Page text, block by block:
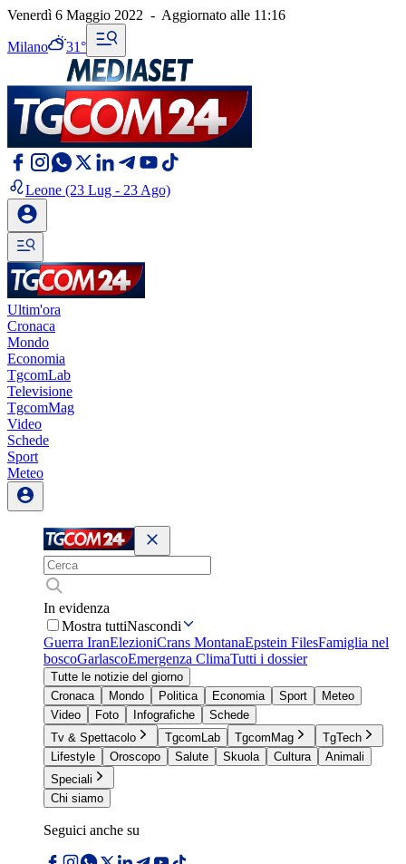
Venerdì 6 Maggio 2022 - Aggiornato alle 11:16
Milano 31°
Leone (23 Lug - 23 Ago)
Ultim'ora
Cronaca
Mondo
Economia
TgcomLab
Televisione
TgcomMag
Video
Schede
Sport
Meteo
In evidenza
Mostra tuttiNascondi
Guerra IranElezioniCrans MontanaEpstein FilesFamiglia nel
boscoGarlascoEmergenza ClimaTutti i dossier
Tutte le notizie del giorno
Cronaca
Mondo Politica Economia Sport
Meteo
Video
Foto Infografiche
Schede
Tv & Spettacolo
TgcomLab TgcomMag
TgTech
Lifestyle
Oroscopo Salute Skuola Cultura
Animali
Speciali
Chi siamo
Seguici anche su